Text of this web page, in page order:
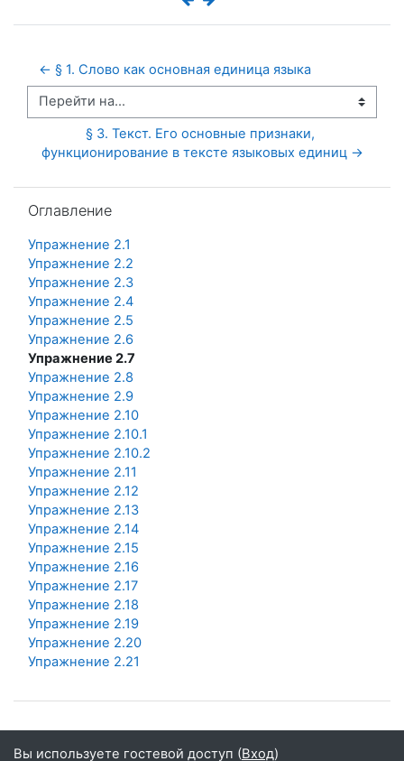
← § 1. Слово как основная единица языка
Перейти на...
§ 3. Текст. Его основные признаки,
функционирование в тексте языковых единиц →
Оглавление
Упражнение 2.1
Упражнение 2.2
Упражнение 2.3
Упражнение 2.4
Упражнение 2.5
Упражнение 2.6
Упражнение 2.7
Упражнение 2.8
Упражнение 2.9
Упражнение 2.10
Упражнение 2.10.1
Упражнение 2.10.2
Упражнение 2.11
Упражнение 2.12
Упражнение 2.13
Упражнение 2.14
Упражнение 2.15
Упражнение 2.16
Упражнение 2.17
Упражнение 2.18
Упражнение 2.19
Упражнение 2.20
Упражнение 2.21
Вы используете гостевой доступ (Вход)